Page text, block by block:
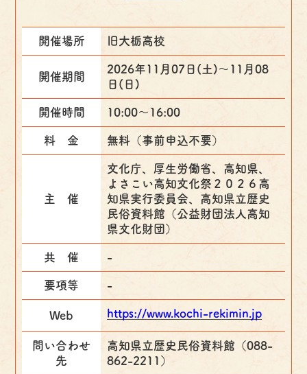
開催場所 旧大栃高校
開催期間
2026年11月07日(土)〜11月08
日(日)
開催時間 10:00～16:00
料 金 無料（事前申込不要）
主 催
文化庁、厚生労働省、高知県、
よさこい高知文化祭２０２６高
知県実行委員会、高知県立歴史
民俗資料館（公益財団法人高知
県文化財団）
共 催 -
要項等 -
Web https://www.kochi-rekimin.jp
問い合わせ
先
高知県立歴史民俗資料館（088-
862-2211）